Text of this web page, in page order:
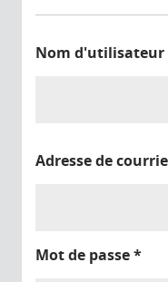
Nom d'utilisateur
Adresse de
Mot de passe*